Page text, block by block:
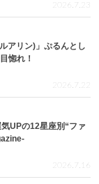
2026.7.23
アリン)」ぷるんとし
惚れ！
2026.7.22
UPの12星座別“ファ
2026.7.16